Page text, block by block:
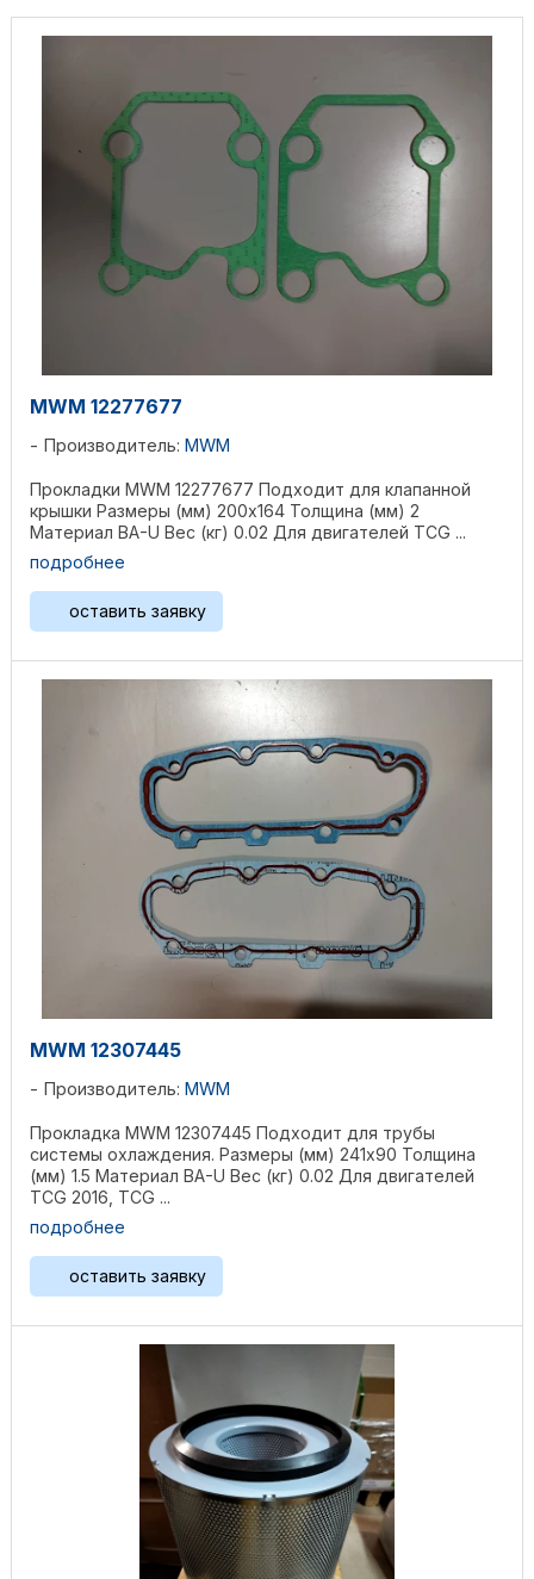
MWM 12277677
Производитель: MWM
Прокладки MWM 12277677 Подходит для клапанной
крышки Размеры (мм) 200х164 Толщина (мм) 2
Материал BA-U Вес (кг) 0.02 Для двигателей TCG ...
подробнее
оставить заявку
MWM 12307445
Производитель: MWM
Прокладка MWM 12307445 Подходит для трубы
системы охлаждения. Размеры (мм) 241х90 Толщина
(мм) 1.5 Материал BA-U Вес (кг) 0.02 Для двигателей
TCG 2016, TCG ...
подробнее
оставить заявку